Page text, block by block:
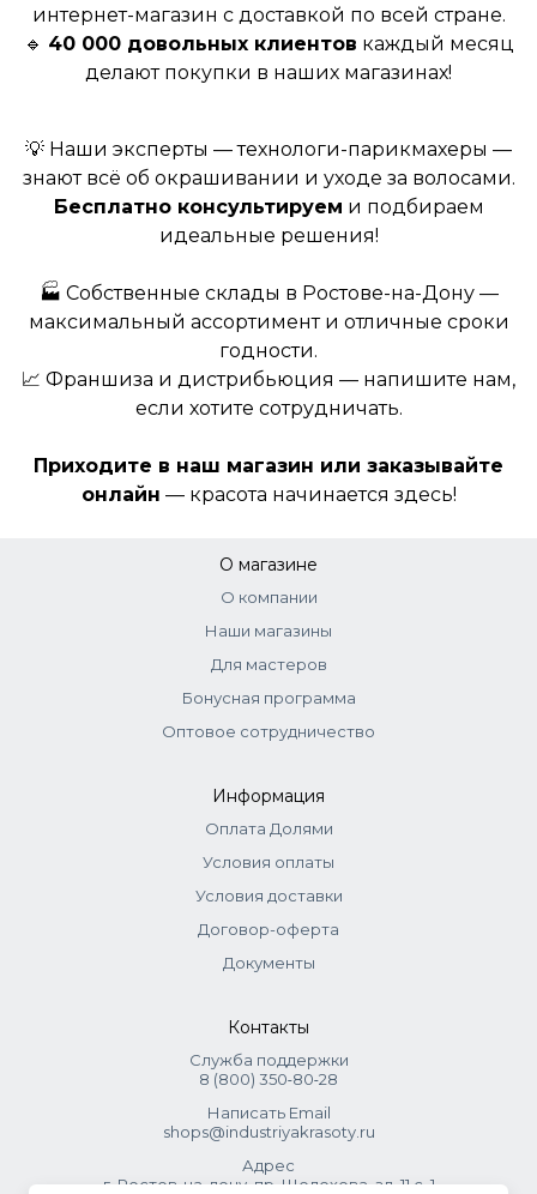
интернет-магазин с доставкой по всей стране.
🔹 40 000 довольных клиентов каждый месяц
делают покупки в наших магазинах!
💡 Наши эксперты — технологи-парикмахеры —
знают всё об окрашивании и уходе за волосами.
Бесплатно консультируем и подбираем
идеальные решения!
🏭 Собственные склады в Ростове-на-Дону —
максимальный ассортимент и отличные сроки
годности.
📈 Франшиза и дистрибьюция — напишите нам,
если хотите сотрудничать.
Приходите в наш магазин или заказывайте
онлайн — красота начинается здесь!
О магазине
О компании
Наши магазины
Для мастеров
Бонусная программа
Оптовое сотрудничество
Информация
Оплата Долями
Условия оплаты
Условия доставки
Договор-оферта
Документы
Контакты
Служба поддержки
8 (800) 350‑80‑28
Написать Email
shops@industriyakrasoty.ru
Адрес
г. Ростов-на-дону, пр. Шолохова, зд. 11 с. 1